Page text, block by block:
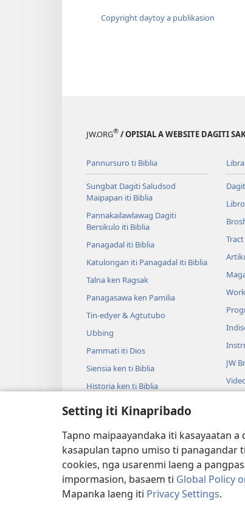
Setting iti Kinapribado
Tapno maipaayandaka iti kasayaatan
kasapulan tapno umiso ti panagandar
cookies, nga usarenmi laeng a
impormasion, basaem ti Global Policy
Mapanka laeng iti Privacy Settings.
Copyright daytoy a publikasion
JW.ORG® / OPISIAL A WEBSITE DAGITI
Pannursuro ti Biblia
Sungbat Dagiti Saludsod
Maipapan iti Biblia
Pannakailawlawag Dagiti
Bersikulo iti Biblia
Panagadal iti Biblia
Katulongan iti Panagadal iti Biblia
Talna ken Ragsak
Panagasawa ken Pamilia
Tin-edyer & Agtutubo
Ubbing
Pammati iti Dios
Siensia ken ti Biblia
Historia ken ti Biblia
Libro
JW
Biblia
Copyright© 2026 Watch Tower Bible and